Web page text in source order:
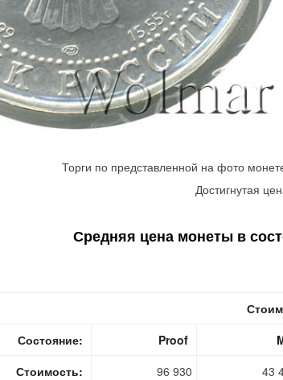
Торги по представленной на фото
Достигнутая
Средняя цена монеты в
Состояние:
Proof
Стоимость:
96 930
43